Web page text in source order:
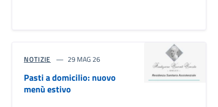
NOTIZIE 29 MAG 26
Pasti a domicilio: nuovo
menù estivo